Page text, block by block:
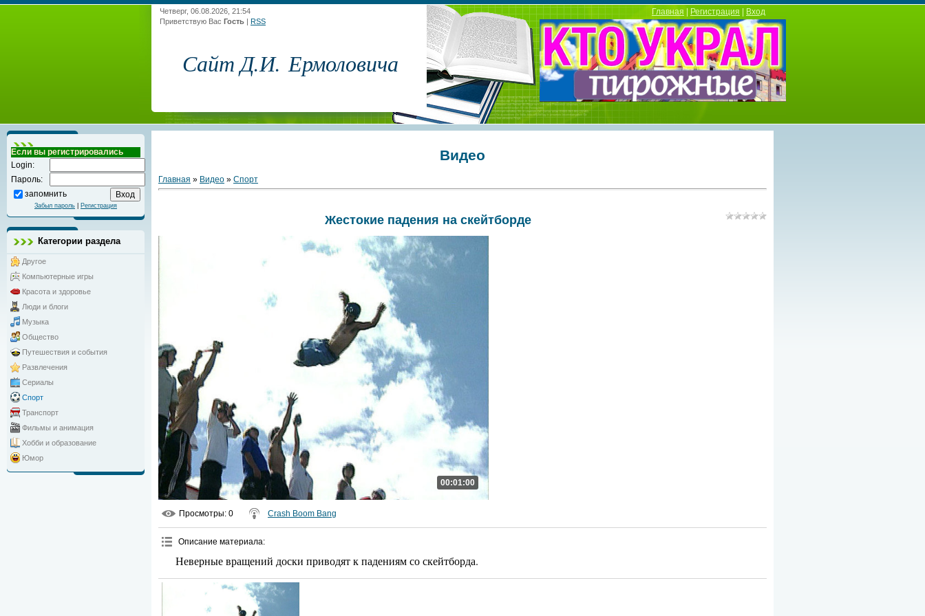
Четверг, 06.08.2026, 21:54
Приветствую Вас Гость | RSS
Сайт Д.И. Ермоловича
Главная Регистрация Вход
Если вы регистрировались
Login:
Пароль:
запомнить
Забыл пароль Регистрация
Категории раздела
Другое
Компьютерные игры
Красота и здоровье
Люди и блоги
Музыка
Общество
Путешествия и события
Развлечения
Сериалы
Спорт
Транспорт
Фильмы и анимация
Хобби и образование
Юмор
Видео
Главная » Видео » Спорт
Жестокие падения на скейтборде
00:01:00
Просмотры: 0 Crash Boom Bang
Описание материала:
Неверные вращений доски приводят к падениям со скейтборда.